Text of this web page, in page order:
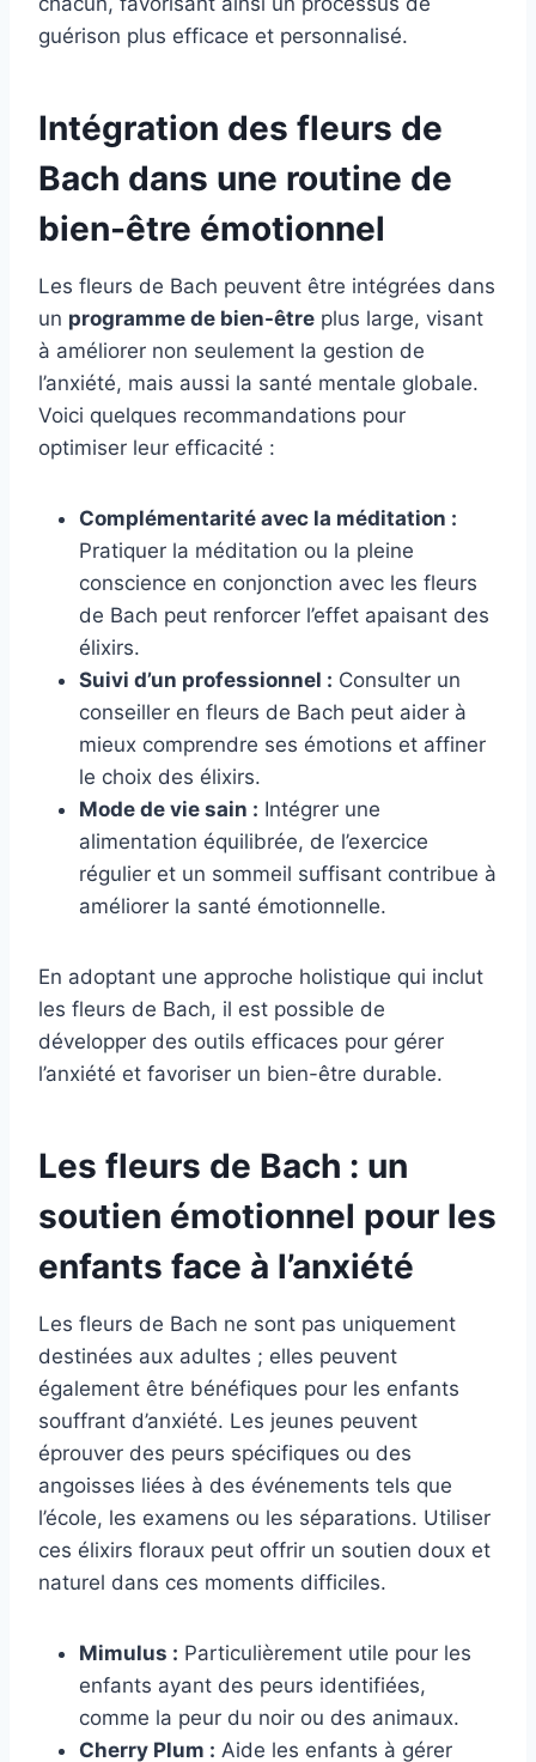
guérison plus efficace et personnalisé.
Intégration des fleurs de
Bach dans une routine de
bien-être émotionnel
Les fleurs de Bach peuvent être intégrées dans
un programme de bien-être plus large, visant
à améliorer non seulement la gestion de
l’anxiété, mais aussi la santé mentale globale.
Voici quelques recommandations pour
optimiser leur efficacité :
Complémentarité avec la méditation :
Pratiquer la méditation ou la pleine
conscience en conjonction avec les fleurs
de Bach peut renforcer l’effet apaisant des
élixirs.
Suivi d’un professionnel : Consulter un
conseiller en fleurs de Bach peut aider à
mieux comprendre ses émotions et affiner
le choix des élixirs.
Mode de vie sain : Intégrer une
alimentation équilibrée, de l’exercice
régulier et un sommeil suffisant contribue à
améliorer la santé émotionnelle.
En adoptant une approche holistique qui inclut
les fleurs de Bach, il est possible de
développer des outils efficaces pour gérer
l’anxiété et favoriser un bien-être durable.
Les fleurs de Bach : un
soutien émotionnel pour les
enfants face à l’anxiété
Les fleurs de Bach ne sont pas uniquement
destinées aux adultes ; elles peuvent
également être bénéfiques pour les enfants
souffrant d’anxiété. Les jeunes peuvent
éprouver des peurs spécifiques ou des
angoisses liées à des événements tels que
l’école, les examens ou les séparations. Utiliser
ces élixirs floraux peut offrir un soutien doux et
naturel dans ces moments difficiles.
Mimulus : Particulièrement utile pour les
enfants ayant des peurs identifiées,
comme la peur du noir ou des animaux.
Cherry Plum : Aide les enfants à gérer